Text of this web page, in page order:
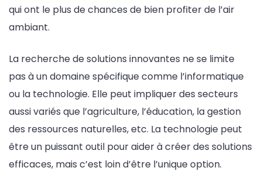
qui ont le plus de chances de bien profiter de l’air
ambiant.
La recherche de solutions innovantes ne se limite
pas à un domaine spécifique comme l’informatique
ou la technologie. Elle peut impliquer des secteurs
aussi variés que l’agriculture, l’éducation, la gestion
des ressources naturelles, etc. La technologie peut
être un puissant outil pour aider à créer des solutions
efficaces, mais c’est loin d’être l’unique option.